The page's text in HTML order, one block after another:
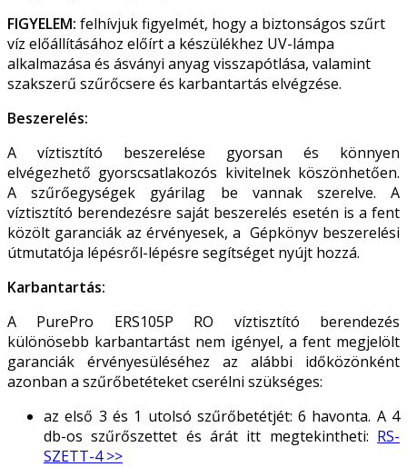
FIGYELEM: felhívjuk figyelmét, hogy a biztonságos szűrt
víz előállításához előírt a készülékhez UV-lámpa
alkalmazása és ásványi anyag visszapótlása, valamint
szakszerű szűrőcsere és karbantartás elvégzése.
Beszerelés:
A víztisztító beszerelése gyorsan és könnyen
elvégezhető gyorscsatlakozós kivitelnek köszönhetően.
A szűrőegységek gyárilag be vannak szerelve. A
víztisztító berendezésre saját beszerelés esetén is a fent
közölt garanciák az érvényesek, a Gépkönyv beszerelési
útmutatója lépésről-lépésre segítséget nyújt hozzá.
Karbantartás:
A PurePro ERS105P RO víztisztító berendezés
különösebb karbantartást nem igényel, a fent megjelölt
garanciák érvényesüléséhez az alábbi időközönként
azonban a szűrőbetéteket cserélni szükséges:
az első 3 és 1 utolsó szűrőbetétjét: 6 havonta. A 4
db-os szűrőszettet és árát itt megtekintheti: RS-
SZETT-4 >>